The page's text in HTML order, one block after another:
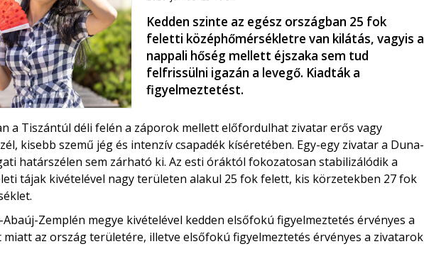
Kedden szinte az egész országban 25 fok
feletti középhőmérsékletre van kilátás, vagyis a
nappali hőség mellett éjszaka sem tud
felfrissülni igazán a levegő. Kiadták a
figyelmeztetést.
a Tiszántúl déli felén a záporok mellett előfordulhat zivatar erős vagy
kisebb szemű jég és intenzív csapadék kíséretében. Egy-egy zivatar a Duna-
határszélen sem zárható ki. Az esti óráktól fokozatosan stabilizálódik a
tájak kivételével nagy területen alakul 25 fok felett, kis körzetekben 27 fok
Zemplén megye kivételével kedden elsőfokú figyelmeztetés érvényes a
az ország területére, illetve elsőfokú figyelmeztetés érvényes a zivatarok